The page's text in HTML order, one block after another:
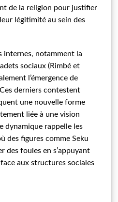
de la religion pour justifier
légitimité au sein des
internes, notamment la
sociaux (Rimbé et
l’émergence de
derniers contestent
une nouvelle forme
liée à une vision
dynamique rappelle les
des figures comme Seku
des foules en s’appuyant
aux structures sociales